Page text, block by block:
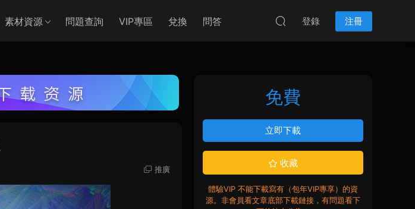
素材資源 問題查詢 VIP專區 兌換 問答 登錄 注冊
推廣
免費
立即下載
收藏
體驗VIP 不能下載寫有（包年VIP專享）的資
源。非會員看文章底部下載鏈接，有問題看下